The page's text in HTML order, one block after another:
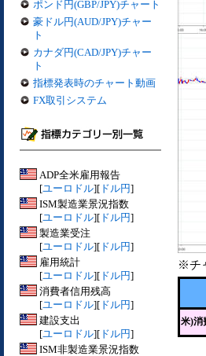
ポンド円(GBP/JPY)チャート
豪ドル円(AUD/JPY)チャー
ト
カナダ円(CAD/JPY)チャー
ト
指標発表時のチャート動画
FX取引システム
ADP全米雇用報告
[ユーロドル][ ドル円]
ISM製造業景況指数
[ユーロドル][ ドル円]
製造業受注
[ユーロドル][ ドル円]
雇用統計
[ユーロドル][ ドル円]
消費者信用残高
[ユーロドル][ ドル円]
建設支出
[ユーロドル][ ドル円]
ISM非製造業景況指数
※チ
米)消